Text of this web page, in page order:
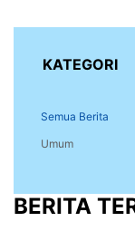
KATEGORI
Semua Berita
Umum
BERITA